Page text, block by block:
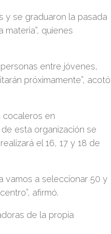
y se graduaron la pasada
quienes
entre jóvenes,
próximamente”, acotó
cocaleros en
esta organización se
el 16, 17 y 18 de
vamos a seleccionar 50 y
afirmó.
de la propia